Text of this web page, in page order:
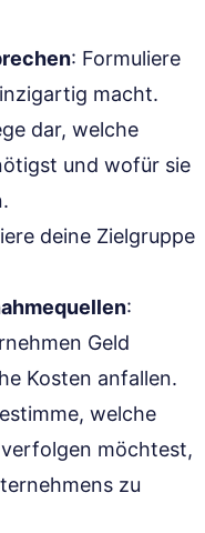
: Formuliere
macht.
dar, welche
und wofür sie
deine Zielgruppe
:
Geld
Kosten anfallen.
welche
möchtest,
zu